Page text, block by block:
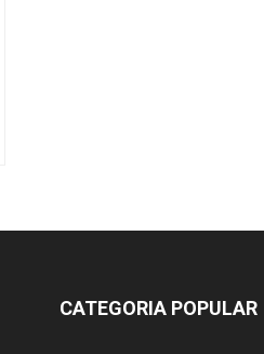
CATEGORIA POPULAR